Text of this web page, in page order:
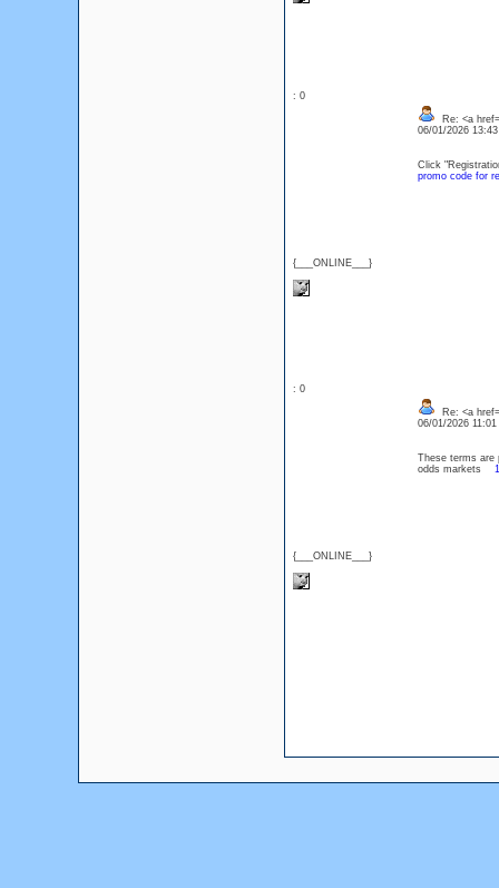
: 0
{___ONLINE___}
Re: <a
06/01/2026
Click
promo code for
: 0
{___ONLINE___}
Re: <a
06/01/2026
These terms are
odds markets